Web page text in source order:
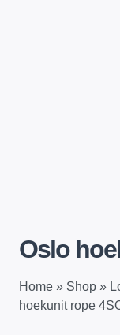
Oslo
Home » Shop »
hoekunit rope